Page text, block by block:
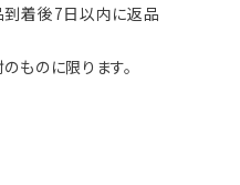
到着後7日以内に返品
ものに限ります。